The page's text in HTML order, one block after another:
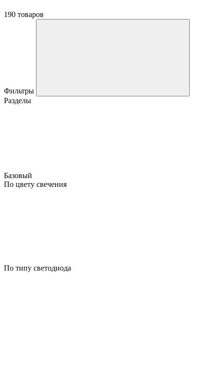
190 товаров
Фильтры
Разделы
Базовый
По цвету свечения
По типу светодиода